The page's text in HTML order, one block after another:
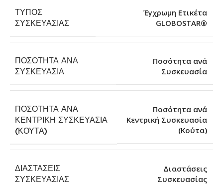
ΤΎΠΟΣ
ΣΥΣΚΕΥΑΣΊΑΣ
Έγχρωμη Ετικέτα
GLOBOSTAR®
ΠΟΣΌΤΗΤΑ ΑΝΆ
ΣΥΣΚΕΥΑΣΊΑ
Ποσότητα ανά
Συσκευασία
ΠΟΣΌΤΗΤΑ ΑΝΆ
ΚΕΝΤΡΙΚΉ ΣΥΣΚΕΥΑΣΊΑ
(ΚΟΎΤΑ)
Ποσότητα ανά
Κεντρική Συσκευασία
(Κούτα)
ΔΙΑΣΤΆΣΕΙΣ
ΣΥΣΚΕΥΑΣΊΑΣ
Διαστάσεις
Συσκευασίας